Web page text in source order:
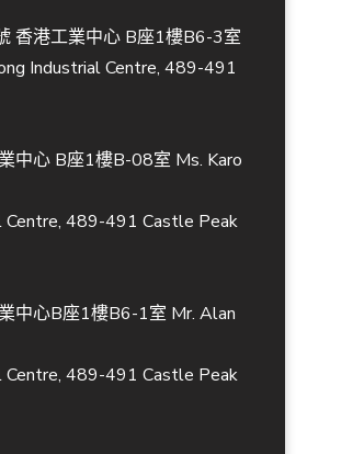
香港工業中心 B座1樓B6-3室
Industrial Centre, 489-491
中心 B座1樓B-08室 Ms. Karo
Centre, 489-491 Castle Peak
中心B座1樓B6-1室 Mr. Alan
Centre, 489-491 Castle Peak